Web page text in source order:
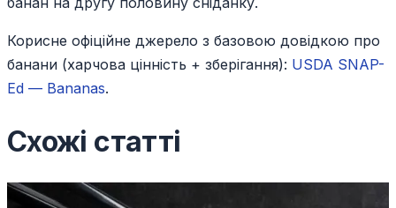
Корисне офіційне джерело з базовою довідкою про
банани (харчова цінність + зберігання): USDA SNAP-
Ed — Bananas.
Схожі статті